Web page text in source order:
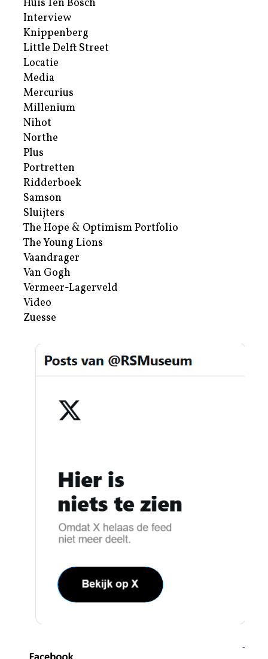
Huis Ten Bosch
Interview
Knippenberg
Little Delft Street
Locatie
Media
Mercurius
Millenium
Nihot
Northe
Plus
Portretten
Ridderboek
Samson
Sluijters
The Hope & Optimism Portfolio
The Young Lions
Vaandrager
Van Gogh
Vermeer-Lagerveld
Video
Zuesse